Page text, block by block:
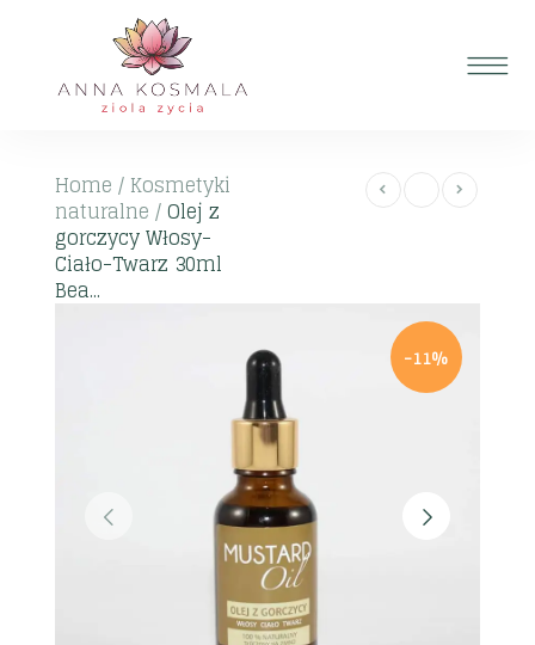
Home / Kosmetyki
naturalne /Olej z
gorczycy Włosy-
Ciało-Twarz 30ml
Bea...
-11%